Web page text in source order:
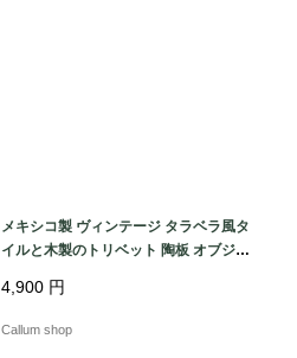
メキシコ製 ヴィンテージ タラベラ風タ
イルと木製のトリベット 陶板 オブジェ
アンティーク_260731 ig4993
4,900 円
Callum shop